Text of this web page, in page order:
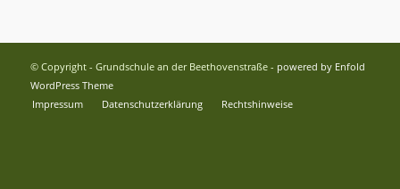
© Copyright - Grundschule an der Beethovenstraße - powered by Enfold
WordPress Theme
Impressum
Datenschutzerklärung Rechtshinweise